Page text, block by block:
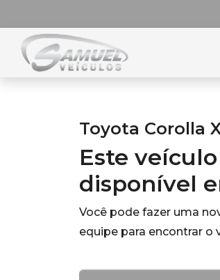
Toyota Corolla
Este
disponível
Você pode fazer uma
equipe para encontrar o